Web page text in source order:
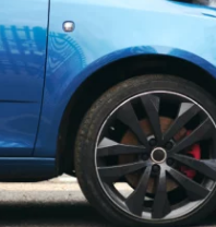
Accident de la route : les bons
liberté et de mobilité, peut être
simple accrochage ou un
savoir comment réagir dans ces